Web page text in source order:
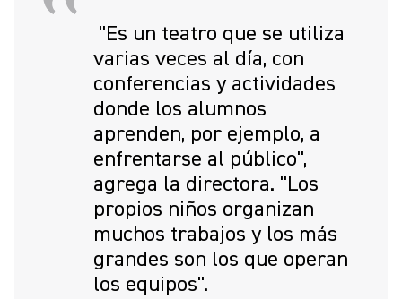
"Es un teatro que se utiliza
varias veces al día, con
conferencias y actividades
donde los alumnos
aprenden, por ejemplo, a
enfrentarse al público",
agrega la directora. "Los
propios niños organizan
muchos trabajos y los más
grandes son los que operan
los equipos".